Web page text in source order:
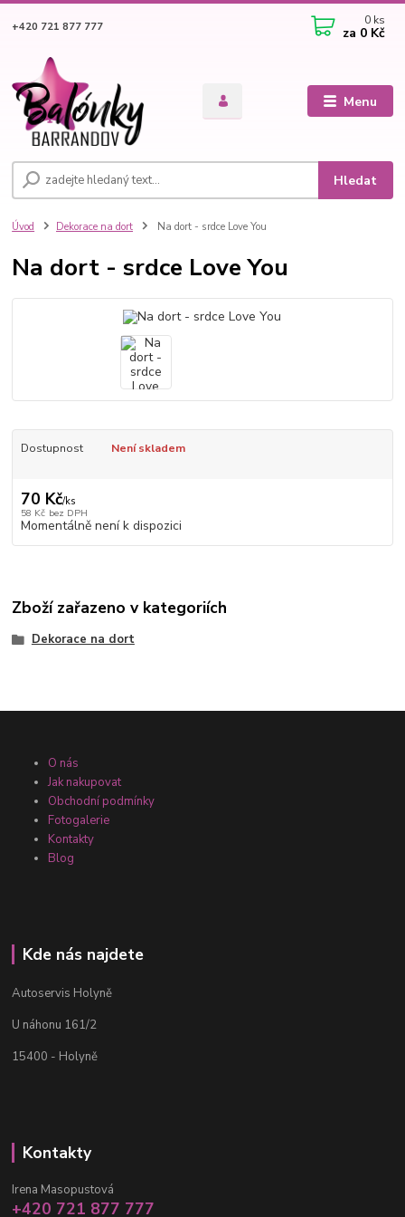
Menu
Hledat
+420 721 877 777 0 ks
za 0 Kč
Úvod Dekorace na dort Na dort - srdce Love You
Na dort - srdce Love You
Dostupnost Není skladem
70 Kč/ks
58 Kč bez DPH
Momentálně není k dispozici
Zboží zařazeno v kategoriích
Dekorace na dort
O nás
Jak nakupovat
Obchodní podmínky
Fotogalerie
Kontakty
Blog
Kde nás najdete
Autoservis Holyně
U náhonu 161/2
15400 - Holyně
Kontakty
Irena Masopustová
+420 721 877 777